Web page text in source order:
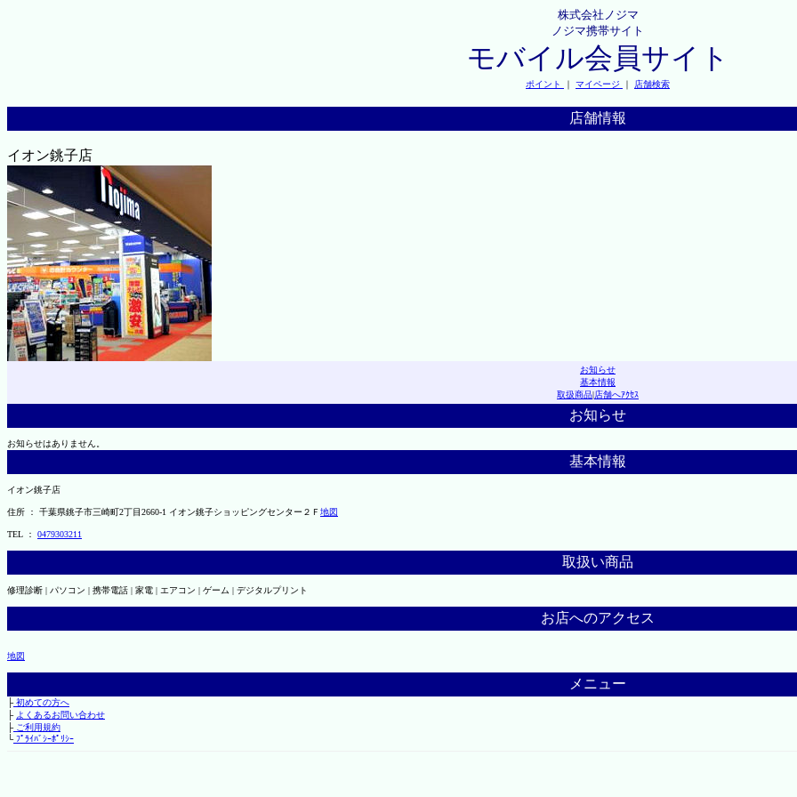
株式会社ノジマ
ノジマ携帯サイト
モバイル会員サイト
ポイント ｜ マイページ ｜ 店舗検索
店舗情報
イオン銚子店
お知らせ
基本情報
取扱商品|店舗へｱｸｾｽ
お知らせ
お知らせはありません。
基本情報
イオン銚子店
住所 ： 千葉県銚子市三崎町2丁目2660-1 イオン銚子ショッピングセンター２Ｆ 地図
TEL ： 0479303211
取扱い商品
修理診断 | パソコン | 携帯電話 | 家電 | エアコン | ゲーム | デジタルプリント
お店へのアクセス
地図
メニュー
├初めての方へ
├ よくあるお問い合わせ
├ご利用規約
└ﾌﾟﾗｲﾊﾞｼｰﾎﾟﾘｼｰ